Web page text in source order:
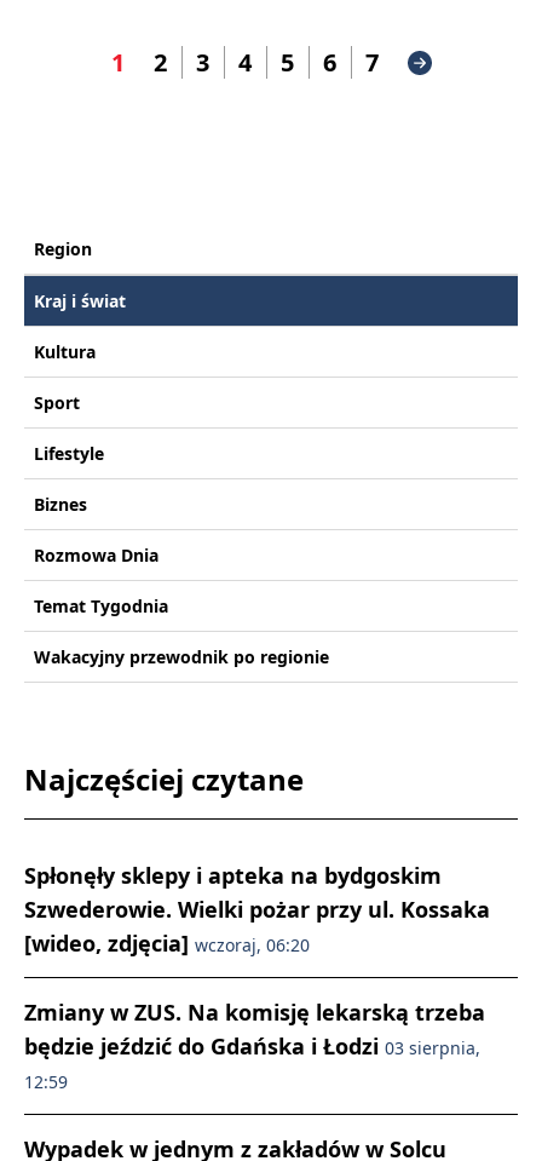
1 2 3 4 5 6 7
Region
Kraj i świat
Kultura
Sport
Lifestyle
Biznes
Rozmowa Dnia
Temat Tygodnia
Wakacyjny przewodnik po regionie
Najczęściej czytane
Spłonęły sklepy i apteka na bydgoskim
Szwederowie. Wielki pożar przy ul. Kossaka
[wideo, zdjęcia] wczoraj, 06:20
Zmiany w ZUS. Na komisję lekarską trzeba
będzie jeździć do Gdańska i Łodzi 03 sierpnia,
12:59
Wypadek w jednym z zakładów w Solcu